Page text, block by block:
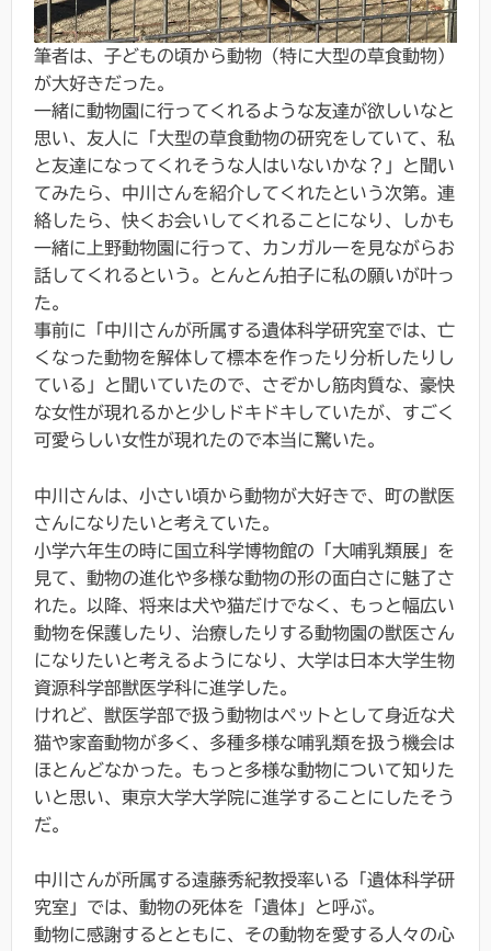
筆者は、子どもの頃から動物（特に大型の草食動物）
が大好きだった。
一緒に動物園に行ってくれるような友達が欲しいなと
思い、友人に「大型の草食動物の研究をしていて、私
と友達になってくれそうな人はいないかな？」と聞い
てみたら、中川さんを紹介してくれたという次第。連
絡したら、快くお会いしてくれることになり、しかも
一緒に上野動物園に行って、カンガルーを見ながらお
話してくれるという。とんとん拍子に私の願いが叶っ
た。
事前に「中川さんが所属する遺体科学研究室では、亡
くなった動物を解体して標本を作ったり分析したりし
ている」と聞いていたので、さぞかし筋肉質な、豪快
な女性が現れるかと少しドキドキしていたが、すごく
可愛らしい女性が現れたので本当に驚いた。
中川さんは、小さい頃から動物が大好きで、町の獣医
さんになりたいと考えていた。
小学六年生の時に国立科学博物館の「大哺乳類展」を
見て、動物の進化や多様な動物の形の面白さに魅了さ
れた。以降、将来は犬や猫だけでなく、もっと幅広い
動物を保護したり、治療したりする動物園の獣医さん
になりたいと考えるようになり、大学は日本大学生物
資源科学部獣医学科に進学した。
けれど、獣医学部で扱う動物はペットとして身近な犬
猫や家畜動物が多く、多種多様な哺乳類を扱う機会は
ほとんどなかった。もっと多様な動物について知りた
いと思い、東京大学大学院に進学することにしたそう
だ。
中川さんが所属する遠藤秀紀教授率いる「遺体科学研
究室」では、動物の死体を「遺体」と呼ぶ。
動物に感謝するとともに、その動物を愛する人々の心